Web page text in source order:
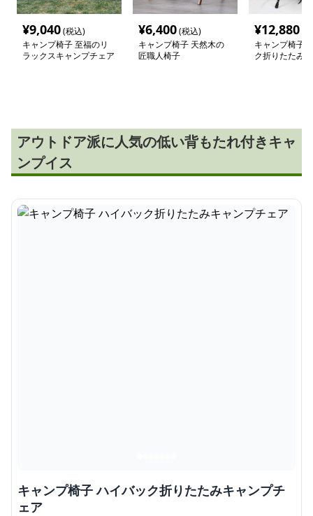
¥9,040(税込)
キャンプ椅子 至福のリ
ラックスキャンプチェア
¥6,400(税込)
キャンプ椅子 天然木の
匠職人椅子
¥12,880
キャンプ椅子
ク折りたたみ
アウトドア派に人気の低い背もたれ付きキャ
ンプイス
キャンプ椅子 ハイバック折りたたみキャンプチ
ェア